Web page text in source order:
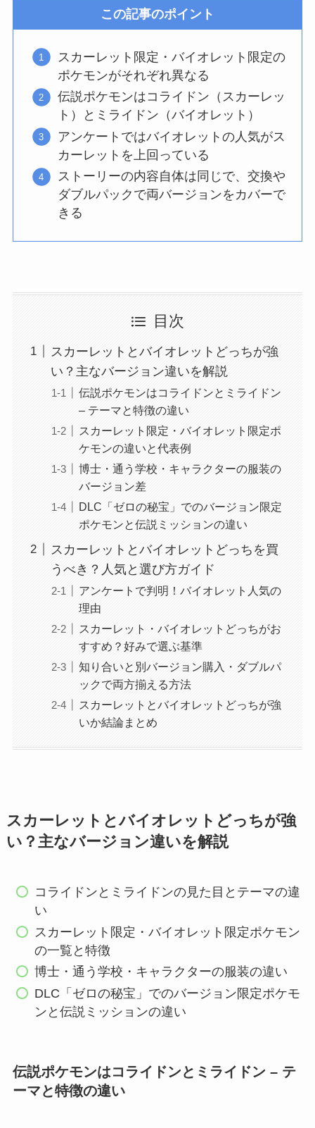
この記事のポイント
スカーレット限定・バイオレット限定の
ポケモンがそれぞれ異なる
伝説ポケモンはコライドン（スカーレッ
ト）とミライドン（バイオレット）
アンケートではバイオレットの人気がス
カーレットを上回っている
ストーリーの内容自体は同じで、交換や
ダブルパックで両バージョンをカバーで
きる
目次
スカーレットとバイオレットどっちが強
い？主なバージョン違いを解説
伝説ポケモンはコライドンとミライドン
– テーマと特徴の違い
スカーレット限定・バイオレット限定ポ
ケモンの違いと代表例
博士・通う学校・キャラクターの服装の
バージョン差
DLC「ゼロの秘宝」でのバージョン限定
ポケモンと伝説ミッションの違い
スカーレットとバイオレットどっちを買
うべき？人気と選び方ガイド
アンケートで判明！バイオレット人気の
理由
スカーレット・バイオレットどっちがお
すすめ？好みで選ぶ基準
知り合いと別バージョン購入・ダブルパ
ックで両方揃える方法
スカーレットとバイオレットどっちが強
いか結論まとめ
スカーレットとバイオレットどっちが強
い？主なバージョン違いを解説
コライドンとミライドンの見た目とテーマの違
い
スカーレット限定・バイオレット限定ポケモン
の一覧と特徴
博士・通う学校・キャラクターの服装の違い
DLC「ゼロの秘宝」でのバージョン限定ポケモ
ンと伝説ミッションの違い
伝説ポケモンはコライドンとミライドン – テ
ーマと特徴の違い